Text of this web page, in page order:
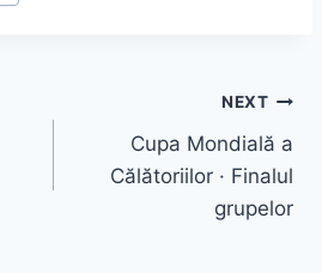
NEXT
Cupa Mondială a
Călătoriilor · Finalul
grupelor